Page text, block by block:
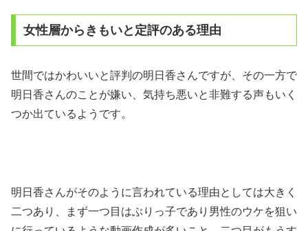
女性層からきもいと定評のある理由
世間ではかわいいと評判の明日香さんですが、その一方で
明日香さんのことが嫌い、気持ち悪いと非難する声もいく
つか出ているようです。
明日香さんがそのように言われている理由としては大きく
二つあり、まず一つ目はぶりっ子であり男性のウケを狙い